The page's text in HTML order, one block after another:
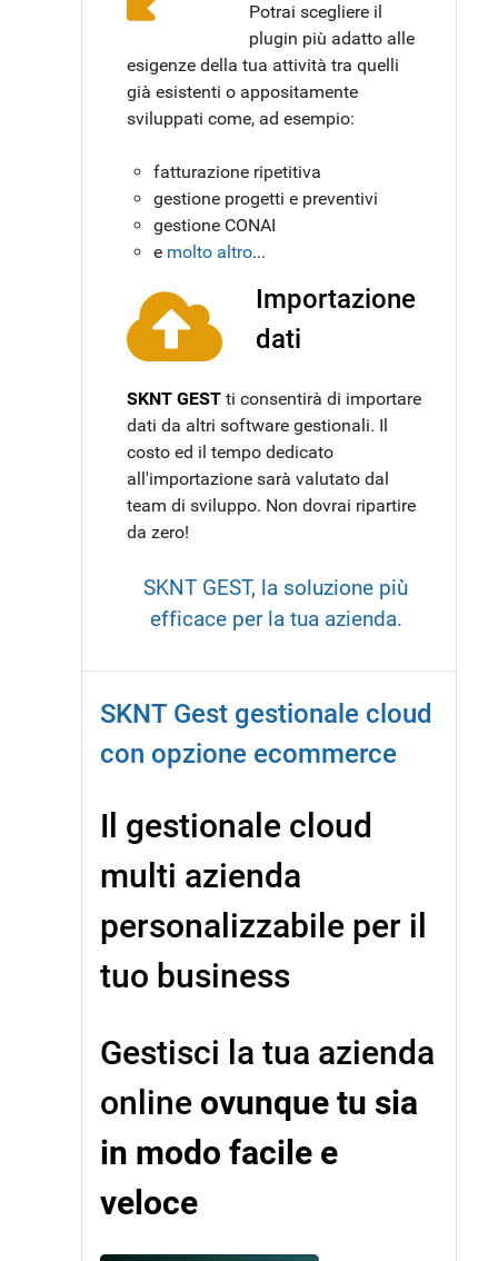
Potrai scegliere il
plugin più adatto alle
esigenze della tua attività tra quelli
già esistenti o appositamente
sviluppati come, ad esempio:
fatturazione ripetitiva
gestione progetti e preventivi
gestione CONAI
e molto altro...
Importazione
dati
SKNT GEST ti consentirà di importare
dati da altri software gestionali. Il
costo ed il tempo dedicato
all'importazione sarà valutato dal
team di sviluppo. Non dovrai ripartire
da zero!
SKNT GEST, la soluzione più
efficace per la tua azienda.
SKNT Gest gestionale cloud
con opzione ecommerce
Il gestionale cloud
multi azienda
personalizzabile per il
tuo business
Gestisci la tua azienda
online ovunque tu sia
in modo facile e
veloce